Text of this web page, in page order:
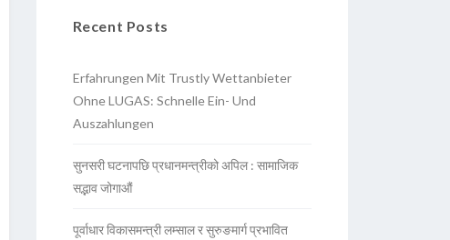
Recent Posts
Erfahrungen Mit Trustly Wettanbieter
Ohne LUGAS: Schnelle Ein- Und
Auszahlungen
सुनसरी घटनापछि प्रधानमन्त्रीको अपिल : सामाजिक
सद्भाव जोगाऔं
पूर्वाधार विकासमन्त्री लम्साल र सुरुङमार्ग प्रभावित